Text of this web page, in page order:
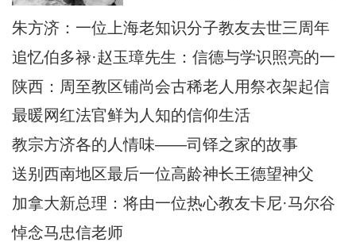
最早的老堂是其父母早年捐献的祖
也提供了一些史料。当时一点也没想
到日后还有机会探访张浦堂区。2025
年2月24—28日，应苏州教区徐宏根
主教的邀请，前去苏州教区主教公署
陪伴当地神父们避
朱方济：一位上海老知识分子教友去世三周年
追忆伯多禄·赵玉璋先生：信德与学识照亮的一
生
陕西：周至教区铺尚会古稀老人用祭衣架起信
仰与文化传承之桥
最暖网红法官鲜为人知的信仰生活
教宗方济各的人情味——司铎之家的故事
送别西南地区最后一位高龄神长王德望神父
加拿大新总理：将由一位热心教友卡尼·马尔谷
担任
悼念马忠信老师